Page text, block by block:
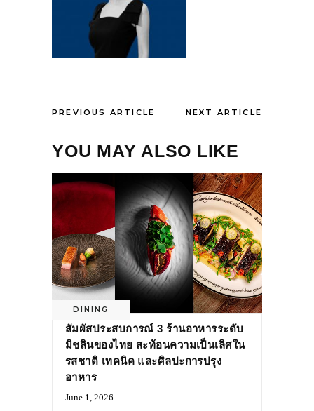
PREVIOUS ARTICLE NEXT ARTICLE
YOU MAY ALSO LIKE
DINING
สัมผัสประสบการณ์ 3 ร้านอาหารระดับ
มิชลินของไทย สะท้อนความเป็นเลิศใน
รสชาติ เทคนิค และศิลปะการปรุง
อาหาร
June 1, 2026